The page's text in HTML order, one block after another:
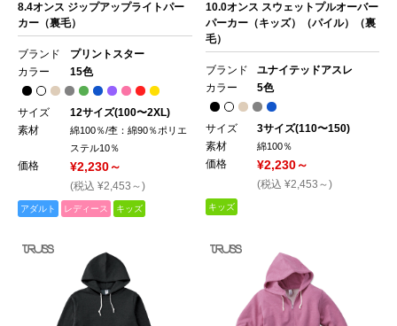
8.4オンス ジップアップライトパー
カー（裏毛）
ブランド
プリントスター
カラー
15色
サイズ
12サイズ(100〜2XL)
素材
綿100％/杢：綿90％ポリエ
ステル10％
価格 ¥2,230～
(税込 ¥2,453～)
アダルト レディース キッズ
10.0オンス スウェットプルオーバー
パーカー（キッズ）（パイル）（裏
毛）
ブランド
ユナイテッドアスレ
カラー
5色
サイズ
3サイズ(110〜150)
素材
綿100％
価格 ¥2,230～
(税込 ¥2,453～)
キッズ